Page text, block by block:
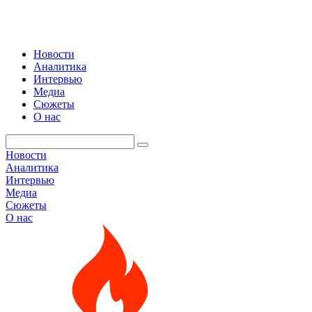
Новости
Аналитика
Интервью
Медиа
Сюжеты
О нас
Новости
Аналитика
Интервью
Медиа
Сюжеты
О нас